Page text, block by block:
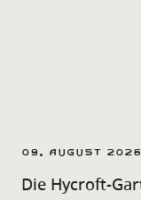
09. August
Die Hycroft-